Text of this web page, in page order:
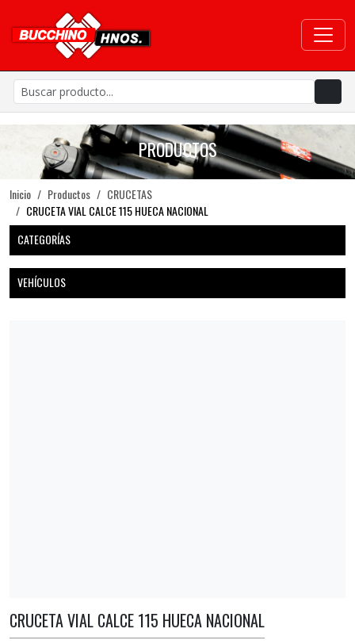
PRODUCTOS
Inicio Productos
CRUCETAS
CRUCETA VIAL CALCE 115 HUECA NACIONAL
CATEGORÍAS
VEHÍCULOS
CRUCETA VIAL CALCE 115 HUECA NACIONAL